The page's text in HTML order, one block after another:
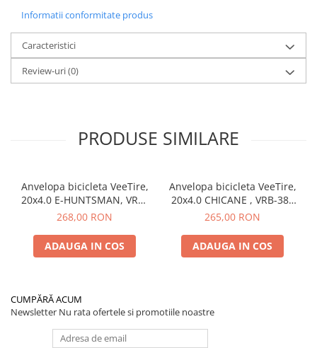
Informatii conformitate produs
Caracteristici
Review-uri(0)
PRODUSE SIMILARE
Anvelopa bicicleta VeeTire,
20x4.0 E-HUNTSMAN, VRB-
461 BK 26TPI, EC WIRE BEAD
- Made in Thailanda
268,00 RON
ADAUGA IN COS
Anvelopa bicicleta VeeTire,
20x4.0 CHICANE , VRB-385
BK 26TPI, EC WIRE BEAD
- Made in Thailanda
265,00 RON
ADAUGA IN COS
CUMPĂRĂ ACUM
Newsletter Nu rata ofertele si promotiile noastre